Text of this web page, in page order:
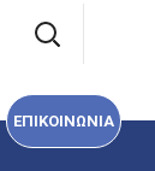
ΕΠΙΚΟΙΝΩΝΙΑ